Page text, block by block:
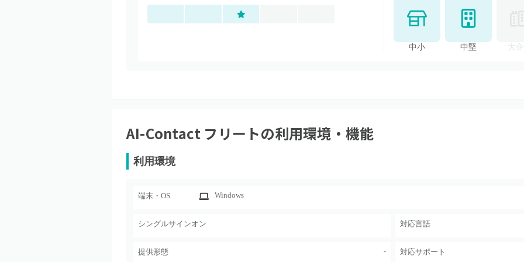
中小 中堅 大
AI-Contact フリートの利用環境・機能
利用環境
端末・OS Windows
シングルサインオン 対応言語
提供形態 - 対応サポート